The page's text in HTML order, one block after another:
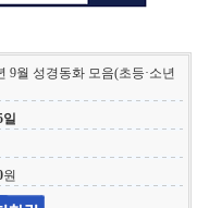
9월 성경동화 모음(초등·소년
일
원